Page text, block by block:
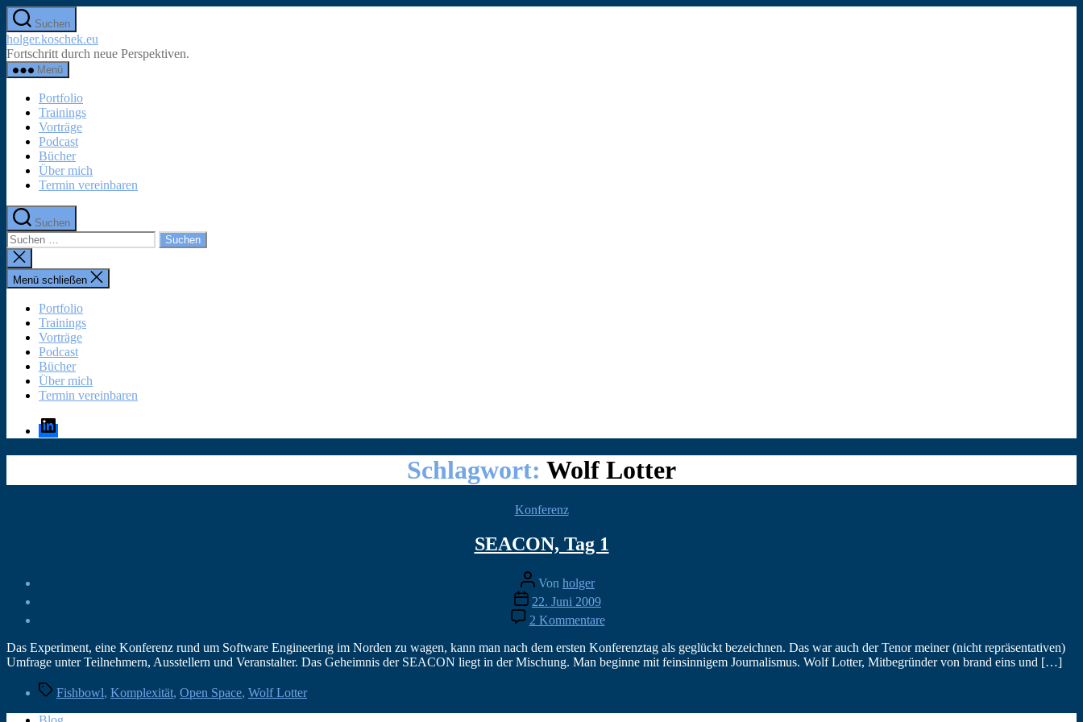
Zum
Inhalt
springen
Suchen
holger.koschek.eu
Fortschritt durch neue Perspektiven.
Menü
Portfolio
Trainings
Vorträge
Podcast
Bücher
Über mich
Termin vereinbaren
Suchen
Suchen
nach:
Suche
schließen
Menü schließen
Portfolio
Trainings
Vorträge
Podcast
Bücher
Über mich
Termin vereinbaren
LinkedIn
Schlagwort: Wolf Lotter
Kategorien
Konferenz
SEACON, Tag 1
Beitragsautor
Von holger
Veröffentlichungsdatum
22. Juni 2009
2 Kommentarezu
SEACON,
Tag
1
Das Experiment, eine Konferenz rund um Software Engineering im Norden zu wagen, kann man nach dem ersten Konferenztag als geglückt bezeichnen. Das war auch der Tenor meiner (nicht repräsentativen)
Umfrage unter Teilnehmern, Ausstellern und Veranstalter. Das Geheimnis der SEACON liegt in der Mischung. Man beginne mit feinsinnigem Journalismus. Wolf Lotter, Mitbegründer von brand eins und […]
Schlagwörter
Fishbowl, Komplexität, Open Space, Wolf Lotter